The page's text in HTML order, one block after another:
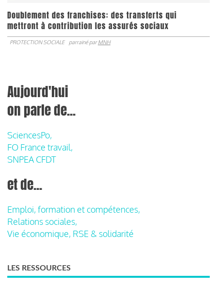
Doublement des franchises: des transferts qui
mettront à contribution les assurés sociaux
PROTECTION SOCIALE parrainé parMNH
Aujourd'hui
on parle de...
SciencesPo,
FO France travail,
SNPEA CFDT
et de...
Emploi, formation et compétences,
Relations sociales,
Vie économique, RSE & solidarité
LES RESSOURCES